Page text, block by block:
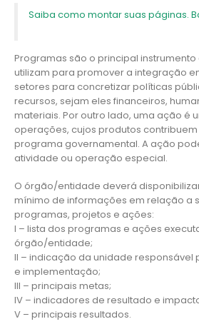
Saiba como montar suas páginas.
Programas são o principal
utilizam para promover a integração
setores para concretizar políticas
recursos, sejam eles financeiros,
materiais. Por outro lado, uma ação é
operações, cujos produtos
programa governamental. A ação
atividade ou operação especial.
O órgão/entidade deverá
mínimo de informações em relação a
programas, projetos e ações:
I – lista dos programas e ações
órgão/entidade;
II – indicação da unidade responsável
e implementação;
III – principais metas;
IV – indicadores de resultado e
V – principais resultados.